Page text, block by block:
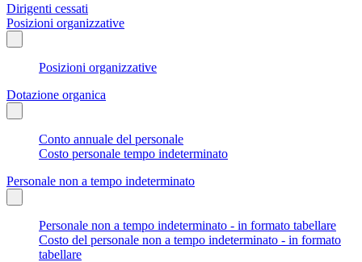
Dirigenti cessati
Posizioni organizzative
Posizioni organizzative
Dotazione organica
Conto annuale del personale
Costo personale tempo indeterminato
Personale non a tempo indeterminato
Personale non a tempo indeterminato - in formato tabellare
Costo del personale non a tempo indeterminato - in formato
tabellare